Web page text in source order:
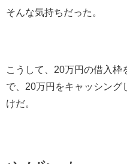
そんな気持ちだった。
こうして、20万円の借入
で、20万円をキャッシング
けだ。